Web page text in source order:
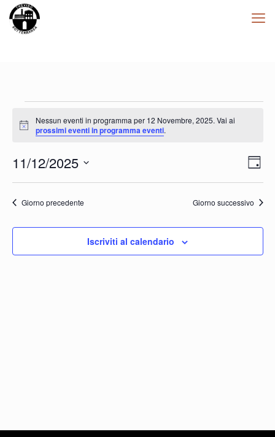
for
Novembre,
2025
Notice
Nessun eventi in programma per 12 Novembre, 2025. Vai ai
prossimi eventi in programma eventi.
Viste
Viste
11/12/2025
data.Giorno precedente Giorno successivo
Iscriviti al calendario